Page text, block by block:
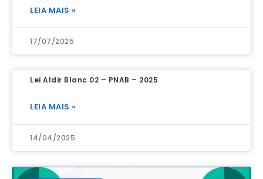
LEIA MAIS »
17/07/2025
Lei Aldir Blanc 02 – PNAB – 2025
LEIA MAIS »
14/04/2025